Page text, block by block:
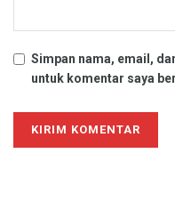
Simpan nama, email,
untuk komentar saya